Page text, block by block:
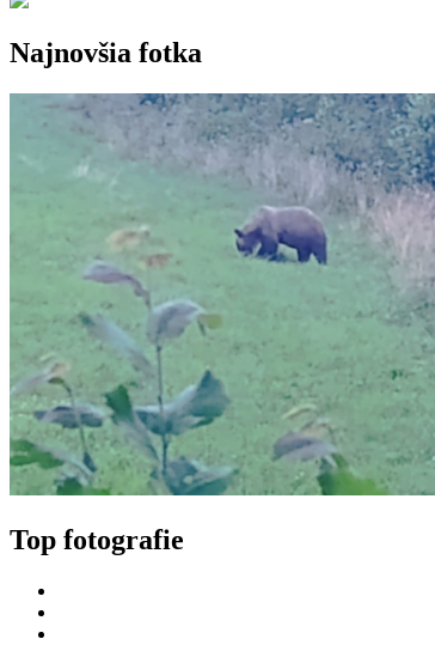
Najnovšia fotka
Top fotografie